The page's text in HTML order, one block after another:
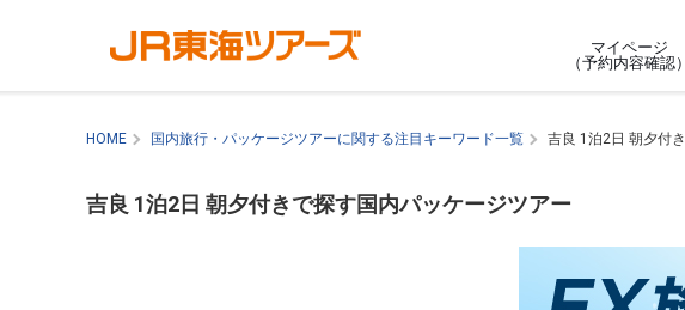
マイページ
（予約内容確認）
HOME 国内旅行・パッケージツアーに関する注目キーワード一覧 吉良 1泊2日 朝夕付き
吉良 1泊2日 朝夕付きで探す国内パッケージツアー